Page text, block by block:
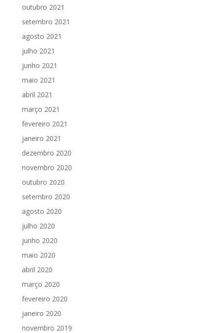
outubro 2021
setembro 2021
agosto 2021
julho 2021
junho 2021
maio 2021
abril 2021
março 2021
fevereiro 2021
janeiro 2021
dezembro 2020
novembro 2020
outubro 2020
setembro 2020
agosto 2020
julho 2020
junho 2020
maio 2020
abril 2020
março 2020
fevereiro 2020
janeiro 2020
novembro 2019